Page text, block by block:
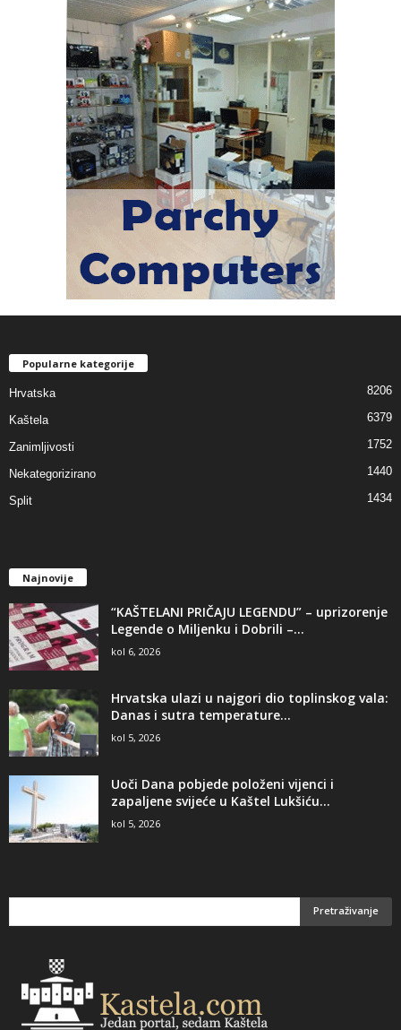
Popularne kategorije
Hrvatska 8206
Kaštela 6379
Zanimljivosti 1752
Nekategorizirano 1440
Split 1434
Najnovije
“KAŠTELANI PRIČAJU LEGENDU” – uprizorenje
Legende o Miljenku i Dobrili –...
kol 6, 2026
Hrvatska ulazi u najgori dio toplinskog vala:
Danas i sutra temperature...
kol 5, 2026
Uoči Dana pobjede položeni vijenci i
zapaljene svijeće u Kaštel Lukšiću...
kol 5, 2026